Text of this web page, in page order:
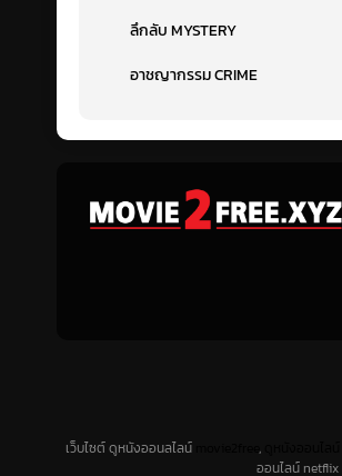
ลึกลับ MYSTERY
อาชญากรรม CRIME
เว็บไซต์ ดูหนังออนลไลน์ ,
ออนไลน์ netflix